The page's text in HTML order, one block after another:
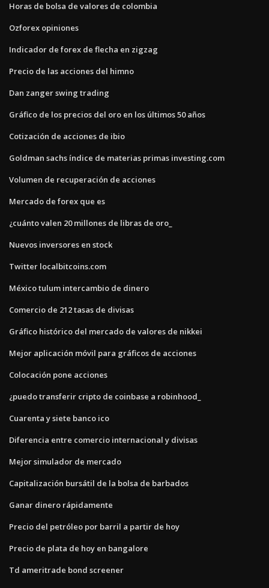
Horas de bolsa de valores de colombia
Ozforex opiniones
Indicador de forex de flecha en zigzag
Precio de las acciones del himno
Dan zanger swing trading
Gráfico de los precios del oro en los últimos 50 años
Cotización de acciones de ibio
Goldman sachs índice de materias primas investing.com
Volumen de recuperación de acciones
Mercado de forex que es
¿cuánto valen 20 millones de libras de oro_
Nuevos inversores en stock
Twitter localbitcoins.com
México tulum intercambio de dinero
Comercio de 212 tasas de divisas
Gráfico histórico del mercado de valores de nikkei
Mejor aplicación móvil para gráficos de acciones
Colocación pone acciones
¿puedo transferir cripto de coinbase a robinhood_
Cuarenta y siete banco ico
Diferencia entre comercio internacional y divisas
Mejor simulador de mercado
Capitalización bursátil de la bolsa de barbados
Ganar dinero rápidamente
Precio del petróleo por barril a partir de hoy
Precio de plata de hoy en bangalore
Td ameritrade bond screener